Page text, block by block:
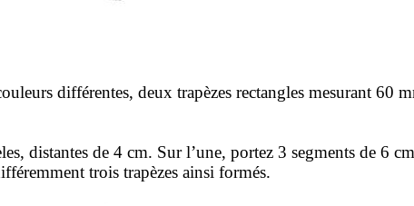
différentes, deux trapèzes rectangles mesurant60
distantes de4 cm. Sur l’une, portez 3 segments de6 cm
trois trapèzes ainsi formés.